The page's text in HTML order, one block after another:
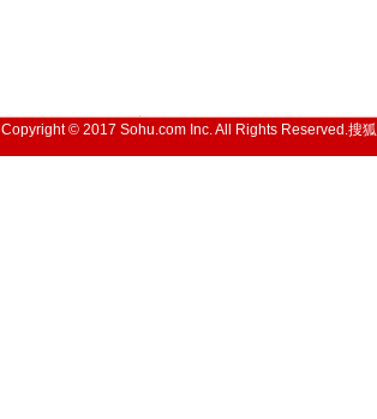
Copyright © 2017 Sohu.com Inc. All Rights Reserved.搜